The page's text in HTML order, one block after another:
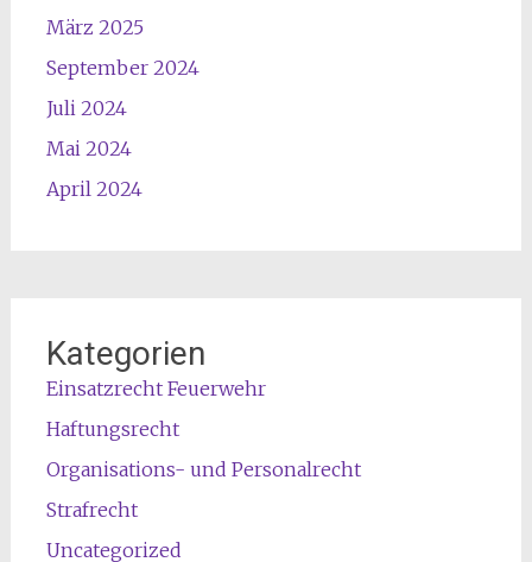
März 2025
September 2024
Juli 2024
Mai 2024
April 2024
Kategorien
Einsatzrecht Feuerwehr
Haftungsrecht
Organisations- und Personalrecht
Strafrecht
Uncategorized